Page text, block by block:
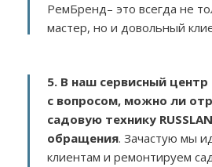
РемБренд– это всегда не
мастер, но и довольный
5. В наш сервисный
с вопросом, можно ли
садовую технику
обращения. Зачастую мы
клиентам и ремонтируем